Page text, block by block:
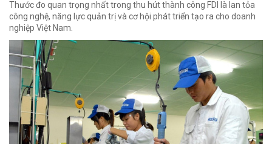
Thước đo quan trọng nhất trong thu hút thành công FDI là lan tỏa
công nghệ, năng lực quản trị và cơ hội phát triển tạo ra cho doanh
nghiệp Việt Nam.